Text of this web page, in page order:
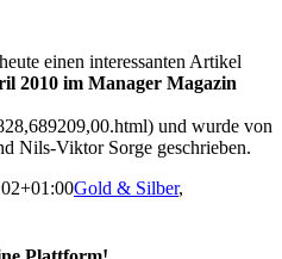
einen interessanten Artikel
2010 im Manager Magazin
und wurde von
Nils-Viktor Sorge geschrieben.
Gold & Silber,